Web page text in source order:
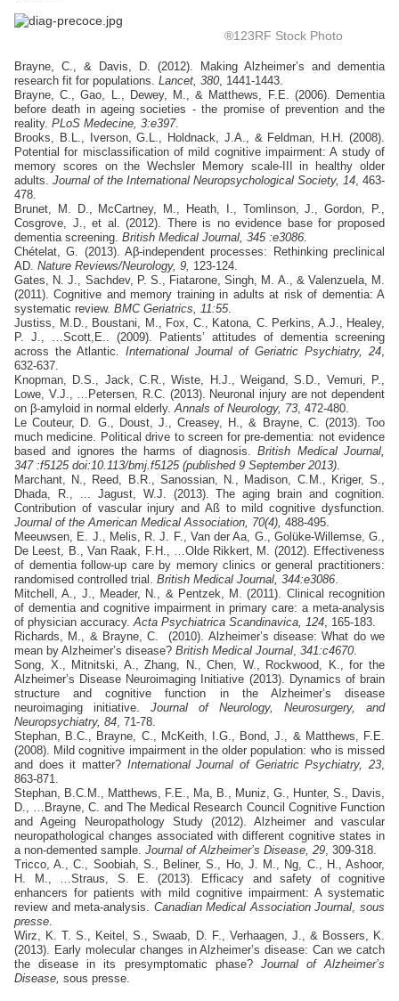
®123RF Stock Photo
Brayne, C., & Davis, D. (2012). Making Alzheimer’s and dementia
research fit for populations. Lancet, 380 , 1441-1443.
Brayne, C., Gao, L., Dewey, M., & Matthews, F.E. (2006). Dementia
before death in ageing societies - the promise of prevention and the
reality. PLoS Medecine, 3:e397.
Brooks, B.L., Iverson, G.L., Holdnack, J.A., & Feldman, H.H. (2008).
Potential for misclassification of mild cognitive impairment: A study of
memory scores on the Wechsler Memory scale-III in healthy older
adults. Journal of the International Neuropsychological Society, 14 , 463-
478.
Brunet, M. D., McCartney, M., Heath, I., Tomlinson, J., Gordon, P.,
Cosgrove, J., et al. (2012). There is no evidence base for proposed
dementia screening. British Medical Journal, 345 :e3086
Chételat, G. (2013). Aβ-independent processes: Rethinking preclinical
AD. Nature Reviews/Neurology, 9, 123-124.
Gates, N. J., Sachdev, P. S., Fiatarone, Singh, M. A., & Valenzuela, M.
(2011). Cognitive and memory training in adults at risk of dementia: A
systematic review. BMC Geriatrics, 11:55.
Justiss, M.D., Boustani, M., Fox, C., Katona, C. Perkins, A.J., Healey,
P. J., …Scott,E.. (2009). Patients’ attitudes of dementia screening
across the Atlantic. International Journal of Geriatric Psychiatry, 24
632-637.
Knopman, D.S., Jack, C.R., Wiste, H.J., Weigand, S.D., Vemuri, P.,
Lowe, V.J., …Petersen, R.C. (2013). Neuronal injury are not dependent
on β-amyloid in normal elderly. Annals of Neurology, 73 , 472-480.
Le Couteur, D. G., Doust, J., Creasey, H., & Brayne, C. (2013). Too
much medicine. Political drive to screen for pre-dementia: not evidence
based and ignores the harms of diagnosis.British Medical Journal,
347 :f5125 doi:10.113/bmj.f5125 (published 9 September 2013)
Marchant, N., Reed, B.R., Sanossian, N., Madison, C.M., Kriger, S.,
Dhada, R.,
Jagust, W.J. (2013). The aging brain and cognition.
Contribution of vascular injury and Aß to mild cognitive dysfunction.
Journal of the American Medical Association, 70(4), 488-495
Meeuwsen, E. J., Melis, R. J. F., Van der Aa, G., Golüke-Willemse, G.,
De Leest, B.,
Van Raak, F.H.,
…Olde Rikkert, M. (2012). Effectiveness
of dementia follow-up care by memory clinics or general practitioners:
randomised controlled trial. British Medical Journal, 344:e3086
Mitchell, A., J., Meader, N., & Pentzek, M. (2011). Clinical recognition
of dementia and cognitive impairment in primary care: a meta-analysis
of physician accuracy. Acta Psychiatrica Scandinavica, 124 , 165-183.
Richards, M., & Brayne, C. (2010). Alzheimer’s disease: What do we
mean by Alzheimer’s disease? British Medical Journal 341:c4670
Song, X., Mitnitski, A., Zhang, N., Chen, W., Rockwood, K., for the
Alzheimer’s Disease Neuroimaging Initiative (2013). Dynamics of brain
structure and cognitive function in the Alzheimer’s disease
neuroimaging initiative. Journal of Neurology, Neurosurgery, and
Neuropsychiatry, 84 , 71-78.
Stephan, B.C., Brayne, C., McKeith, I.G., Bond, J., & Matthews, F.E.
(2008). Mild cognitive impairment in the older population: who is missed
and does it matter? International Journal of Geriatric Psychiatry, 23
863-871.
Stephan, B.C.M., Matthews, F.E., Ma, B., Muniz, G., Hunter, S., Davis,
D., …Brayne, C. and The Medical Research Council Cognitive Function
and Ageing Neuropathology Study (2012). Alzheimer and vascular
neuropathological changes associated with different cognitive states in
a non-demented sample. Journal of Alzheimer’s Disease, 29 , 309-318.
Tricco, A., C., Soobiah, S., Beliner, S., Ho, J. M., Ng, C., H., Ashoor,
H. M., …Straus, S. E. (2013). Efficacy and safety of cognitive
enhancers for patients with mild cognitive impairment: A systematic
review and meta-analysis. Canadian Medical Association Journal ,sous
presse
Wirz, K. T. S., Keitel, S., Swaab, D. F., Verhaagen, J., & Bossers, K.
(2013). Early molecular changes in Alzheimer’s disease: Can we catch
the disease in its presymptomatic phase? Journal of Alzheimer’s
Disease, sous presse.